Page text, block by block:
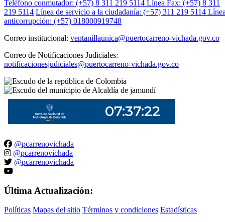
Teléfono conmutador: (+57) 8 311 219 5114 Línea Fax: (+57) 8 311
219 5114 Línea de servicio a la ciudadanía: (+57) 311 219 5114
anticorrupción: (+57) 018000919748
Correo institucional: ventanillaunica@puertocarreno-vichada.gov.co
Correo de Notificaciones Judiciales:
notificacionesjudiciales@puertocarreno-vichada.gov.co
@pcarrenovichada
@pcarrenovichada
@pcarrenovichada
Última Actualización:
Políticas Mapas del sitio Términos y condiciones Estadísticas